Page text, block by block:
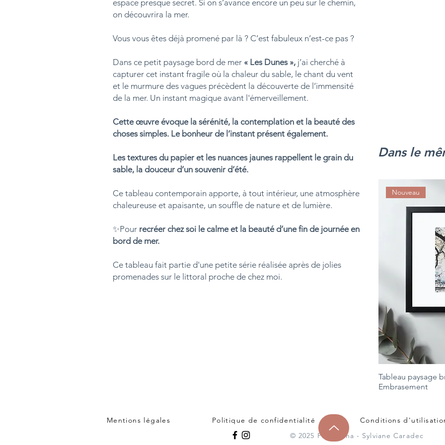
espace presque secret. Si on s’avance encore un peu sur le chemin,
on découvrira la mer.
Vous vous êtes déjà promené par là ? C’est fabuleux n’est-ce pas ?
Dans ce petit paysage bord de mer « Les Dunes », j’ai cherché à
capturer cet instant fragile où la chaleur du sable, le chant du vent
et le murmure des vagues précèdent la découverte de l’immensité
de la mer. Un instant magique avant l'émerveillement.
Cette œuvre évoque la sérénité, la contemplation et la beauté des
choses simples. Le bonheur de l’instant présent également.
Les textures du papier et les nuances jaunes rappellent le grain du
sable, la douceur d’un souvenir d’été.
Ce tableau contemporain apporte, à tout intérieur, une atmosphère
chaleureuse et apaisante, un souffle de nature et de lumière.
✨Pour recréer chez soi le calme et la beauté d’une fin de journée en
bord de mer.
Ce tableau fait partie d'une petite série réalisée après de jolies
promenades sur le littoral proche de chez moi.
Dans le
Nouveau
Tableau paysage
Embrasement
Mentions légales Politique de confidentialité
Conditions
© 2025 Patchacha - Sylviane Caradec